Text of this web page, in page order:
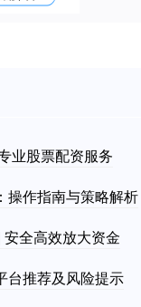
业股票配资服务
操作指南与策略解析
全高效放大资金
台推荐及风险提示